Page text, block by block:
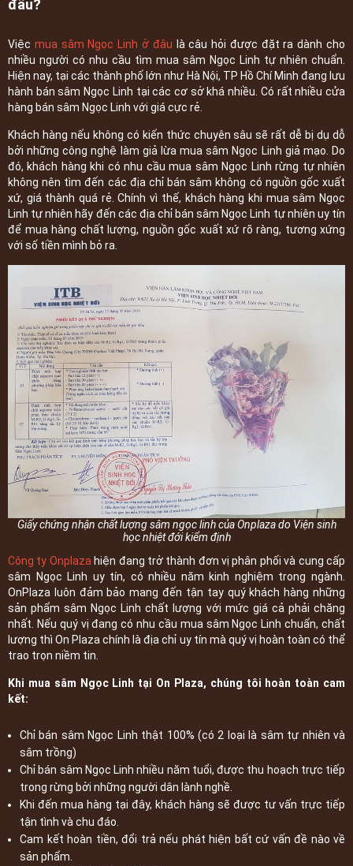
đâu?
Việc mua sâm Ngọc Linh ở đâu là câu hỏi được đặt ra dành cho
nhiều người có nhu cầu tìm mua sâm Ngọc Linh tự nhiên chuẩn.
Hiện nay, tại các thành phố lớn như Hà Nội, TP Hồ Chí Minh đang lưu
hành bán sâm Ngọc Linh tại các cơ sở khá nhiều. Có rất nhiều cửa
hàng bán sâm Ngọc Linh với giá cực rẻ.
Khách hàng nếu không có kiến thức chuyên sâu sẽ rất dễ bị dụ dỗ
bởi những công nghệ làm giả lừa mua sâm Ngọc Linh giả mạo. Do
đó, khách hàng khi có nhu cầu mua sâm Ngọc Linh rừng tự nhiên
không nên tìm đến các địa chỉ bán sâm không có nguồn gốc xuất
xứ, giá thành quá rẻ. Chính vì thế, khách hàng khi mua sâm Ngọc
Linh tự nhiên hãy đến các địa chỉ bán sâm Ngọc Linh tự nhiên uy tín
để mua hàng chất lượng, nguồn gốc xuất xứ rõ ràng, tương xứng
với số tiền mình bỏ ra.
Giấy chứng nhận chất lượng sâm ngọc linh của Onplaza do Viện sinh
học nhiệt đới kiểm định
Công ty Onplaza hiện đang trở thành đơn vị phân phối và cung cấp
sâm Ngọc Linh uy tín, có nhiều năm kinh nghiệm trong ngành.
OnPlaza luôn đảm bảo mang đến tận tay quý khách hàng những
sản phẩm sâm Ngọc Linh chất lượng với mức giá cả phải chăng
nhất. Nếu quý vị đang có nhu cầu mua sâm Ngọc Linh chuẩn, chất
lượng thì On Plaza chính là địa chỉ uy tín mà quý vị hoàn toàn có thể
trao trọn niềm tin.
Khi mua sâm Ngọc Linh tại On Plaza, chúng tôi hoàn toàn cam
kết:
Chỉ bán sâm Ngọc Linh thật 100% (có 2 loại là sâm tự nhiên và
sâm trồng)
Chỉ bán sâm Ngọc Linh nhiều năm tuổi, được thu hoạch trực tiếp
trong rừng bởi những người dân lành nghề.
Khi đến mua hàng tại đây, khách hàng sẽ được tư vấn trực tiếp
tận tình và chu đáo.
Cam kết hoàn tiền, đổi trả nếu phát hiện bất cứ vấn đề nào về
sản phẩm.